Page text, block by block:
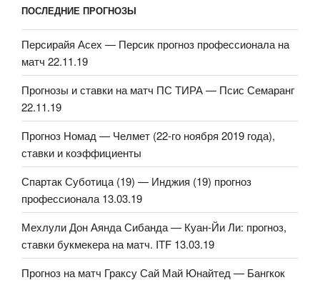
ПОСЛЕДНИЕ ПРОГНОЗЫ
Персирайя Асех — Персик прогноз профессионала на
матч 22.11.19
Прогнозы и ставки на матч ПС ТИРА — Псис Семаранг
22.11.19
Прогноз Номад — Челмет (22-го ноября 2019 года),
ставки и коэффициенты
Спартак Суботица (19) — Инджия (19) прогноз
профессионала 13.03.19
Мехлули Дон Аянда Сибанда — Куан-Йи Ли: прогноз,
ставки букмекера на матч. ITF 13.03.19
Прогноз на матч Граксу Сай Май Юнайтед — Бангкок